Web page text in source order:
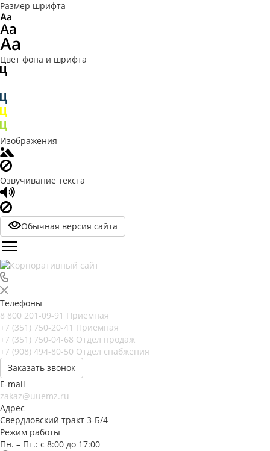
Размер шрифта
Цвет фона и шрифта
Изображения
Озвучивание текста
Обычная версия сайта
Телефоны
8 800 201-09-91 Приемная
+7 (351) 750-20-41 Приемная
+7 (351) 750-04-68 Отдел продаж
+7 (908) 494-80-50 Отдел снабжения
Заказать звонок
E-mail
zakaz@uuemz.ru
Адрес
Свердловский тракт 3-Б/4
Режим работы
Пн. – Пт.: с 8:00 до 17:00